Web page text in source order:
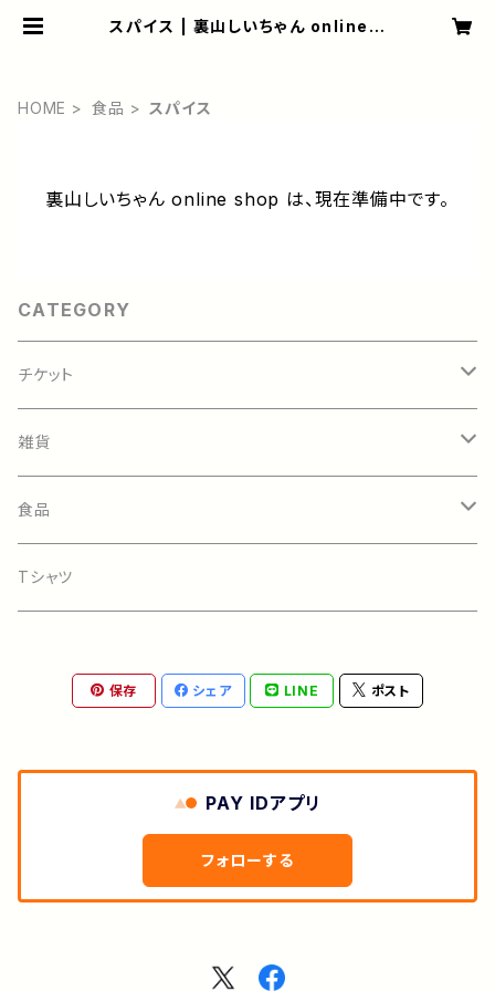
スパイス | 裏山しいちゃん online s
HOME 食品 スパイス
裏山しいちゃん online shop は、現在準備中です。
CATEGORY
チケット
地方創生会議
雑貨
ガーデニング
マスキングテープ
食品
スパイス
Tシャツ
保存 シェア LINE ポスト
PAY IDアプリ
フォローする